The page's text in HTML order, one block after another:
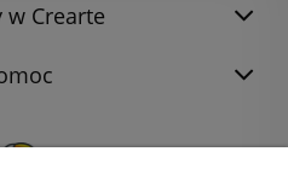
w Crearte